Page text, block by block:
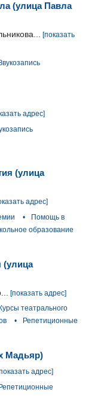
(улица Павла
[показать
адрес]
(улица
адрес]
•
Помощь в
образование
(улица
[показать адрес]
Курсы театрального
•
Репетиционные
Мадьяр)
адрес]
Репетиционные